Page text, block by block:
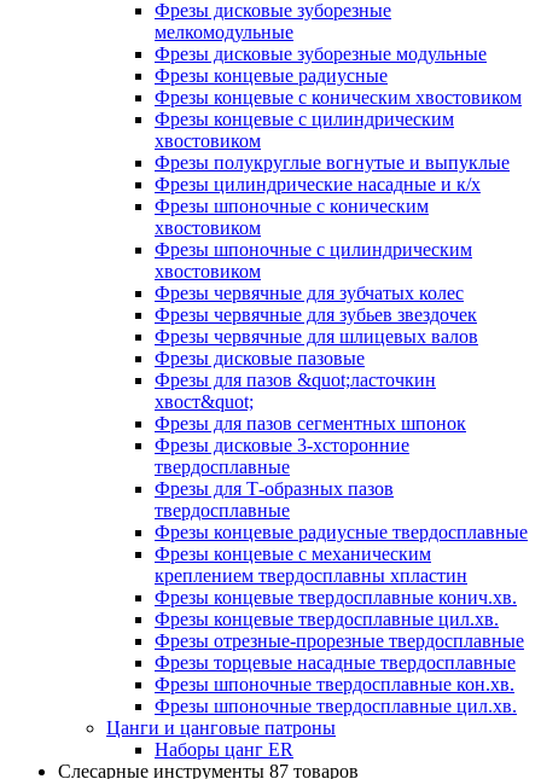
Фрезы дисковые зуборезные
мелкомодульные
Фрезы дисковые зуборезные модульные
Фрезы концевые радиусные
Фрезы концевые с коническим хвостовиком
Фрезы концевые с цилиндрическим
хвостовиком
Фрезы полукруглые вогнутые и выпуклые
Фрезы цилиндрические насадные и к/х
Фрезы шпоночные с коническим
хвостовиком
Фрезы шпоночные с цилиндрическим
хвостовиком
Фрезы червячные для зубчатых колес
Фрезы червячные для зубьев звездочек
Фрезы червячные для шлицевых валов
Фрезы дисковые пазовые
Фрезы для пазов &quot;ласточкин
хвост&quot;
Фрезы для пазов сегментных шпонок
Фрезы дисковые 3-хсторонние
твердосплавные
Фрезы для Т-образных пазов
твердосплавные
Фрезы концевые радиусные твердосплавные
Фрезы концевые с механическим
креплением твердосплавны хпластин
Фрезы концевые твердосплавные конич.хв.
Фрезы концевые твердосплавные цил.хв.
Фрезы отрезные-прорезные твердосплавные
Фрезы торцевые насадные твердосплавные
Фрезы шпоночные твердосплавные кон.хв.
Фрезы шпоночные твердосплавные цил.хв.
Цанги и цанговые патроны
Наборы цанг ER
Слесарные инструменты 87 товаров